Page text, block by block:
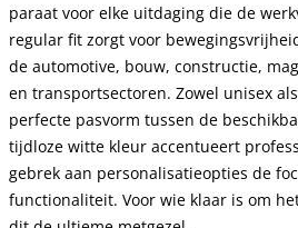
paraat voor elke uitdaging die de
regular fit zorgt voor
de automotive, bouw, constructie,
en transportsectoren. Zowel unisex
perfecte pasvorm tussen de
tijdloze witte kleur accentueert
gebrek aan personalisatieopties de
functionaliteit. Voor wie klaar is om